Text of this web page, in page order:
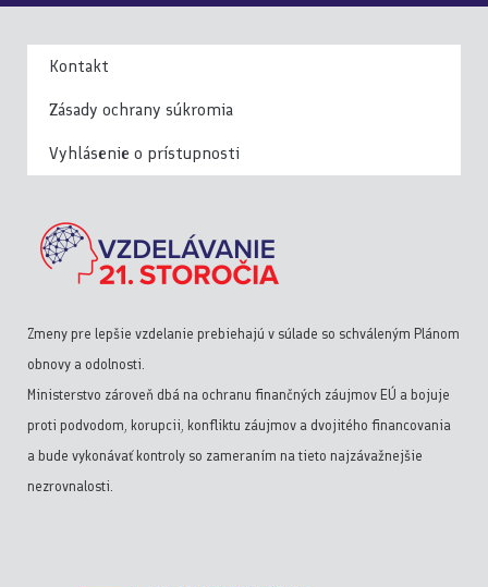
Kontakt
Zásady ochrany súkromia
Vyhlásenie o prístupnosti
Zmeny pre lepšie vzdelanie prebiehajú v súlade so schváleným Plánom
obnovy a odolnosti.
Ministerstvo zároveň dbá na ochranu finančných záujmov EÚ a bojuje
proti podvodom, korupcii, konfliktu záujmov a dvojitého financovania
a bude vykonávať kontroly so zameraním na tieto najzávažnejšie
nezrovnalosti.